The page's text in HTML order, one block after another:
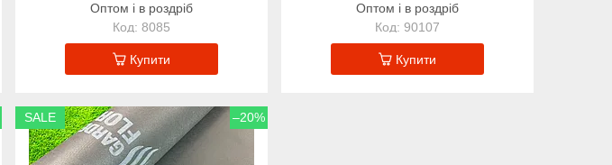
Оптом і в роздріб
8085
Купити
Оптом і в роздріб
90107
Купити
SALE –20%